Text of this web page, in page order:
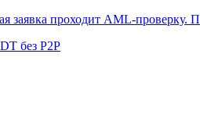
заявка проходит AML-
без P2P